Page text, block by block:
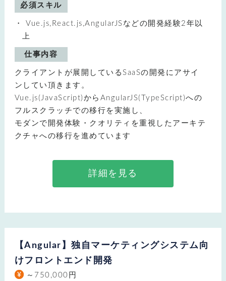
必須スキル
Vue.js,React.js,AngularJSなどの開発経験2年以
上
仕事内容
クライアントが展開しているSaaSの開発にアサイ
ンしてい頂きます。
Vue.js(JavaScript)からAngularJS(TypeScript)への
フルスクラッチでの移行を実施し、
モダンで開発体験・クオリティを重視したアーキテ
クチャへの移行を進めています
詳細を見る
【Angular】独自マーケティングシステム向
けフロントエンド開発
～750,000円